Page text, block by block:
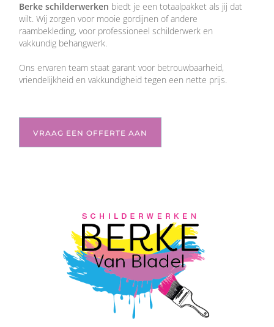
Berke schilderwerken biedt je een totaalpakket als jij dat
wilt. Wij zorgen voor mooie gordijnen of andere
raambekleding, voor professioneel schilderwerk en
vakkundig behangwerk.
Ons ervaren team staat garant voor betrouwbaarheid,
vriendelijkheid en vakkundigheid tegen een nette prijs.
VRAAG EEN OFFERTE AAN